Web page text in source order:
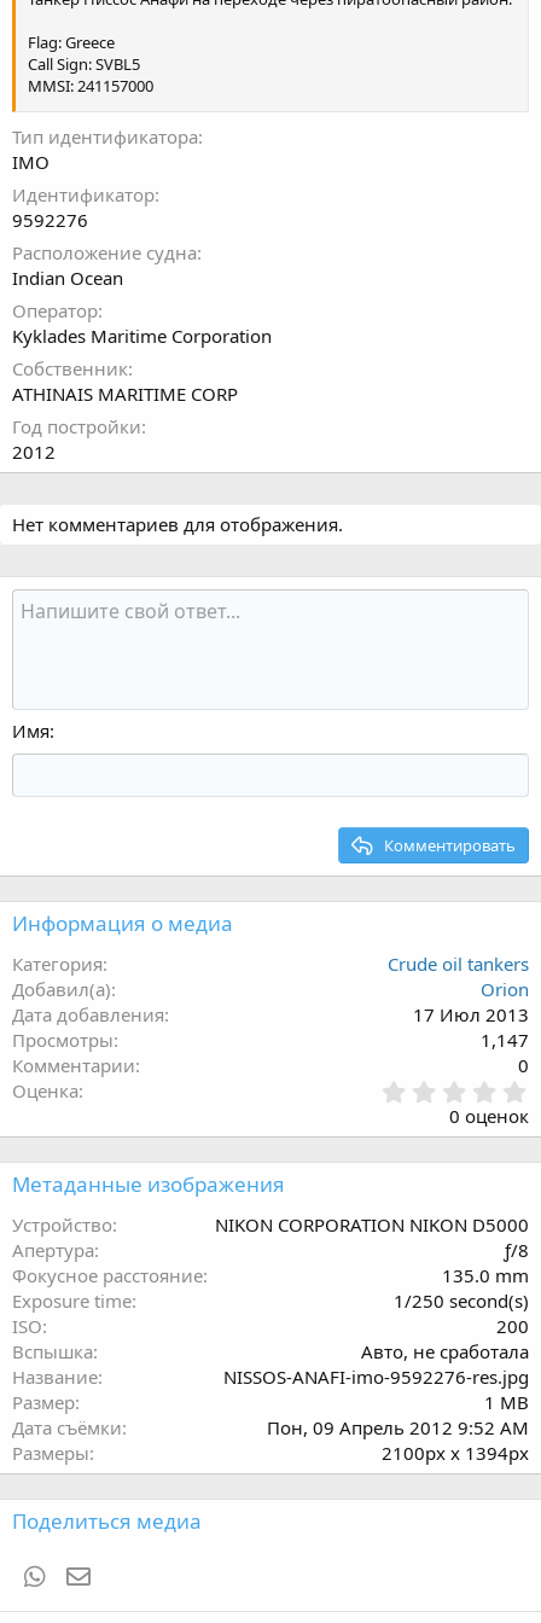
Flag: Greece
Call Sign: SVBL5
MMSI: 241157000
Length: 249 m
Breadth: 44 m
Gross Tonnage: 61320 t
DeadWeight: 115666 t
Тип идентификатора
IMO
Идентификатор
9592276
Расположение судна
Indian Ocean
Оператор
Kyklades Maritime Corporation
Собственник
ATHINAIS MARITIME CORP
Год постройки
2012
Нет комментариев для отображения.
Имя
Комментировать
Информация о медиа
Категория
Crude oil tankers
Добавил(а)
Orion
Дата добавления
17 Июл 2013
Просмотры
1,147
Комментарии
0
Оценка
.
0
0 оценок
Метаданные изображения
Устройство
NIKON CORPORATION NIKON D5000
Апертура
ƒ/8
Фокусное расстояние
135.0 mm
Exposure time
1/250 second(s)
ISO
200
Вспышка
Авто, не сработала
Название
NISSOS-ANAFI-imo-9592276-res.jpg
Размер
1 MB
Дата съёмки
Пон, 09 Апрель 2012 9:52 AM
Размеры
2100px x 1394px
Поделиться медиа
WhatsApp